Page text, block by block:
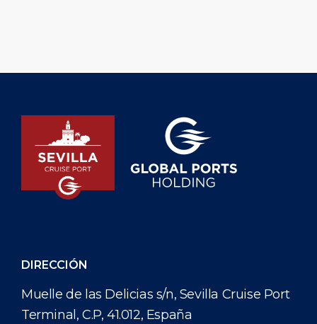
DIRECCIÓN
Muelle de las Delicias s/n, Sevilla Cruise Port
Terminal, C.P, 41.012, España